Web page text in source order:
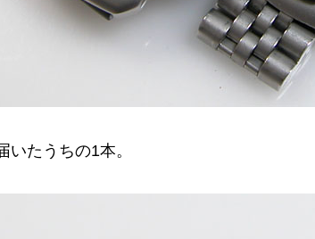
いたうちの1本。